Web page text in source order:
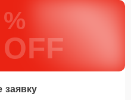
%
OFF
заявку